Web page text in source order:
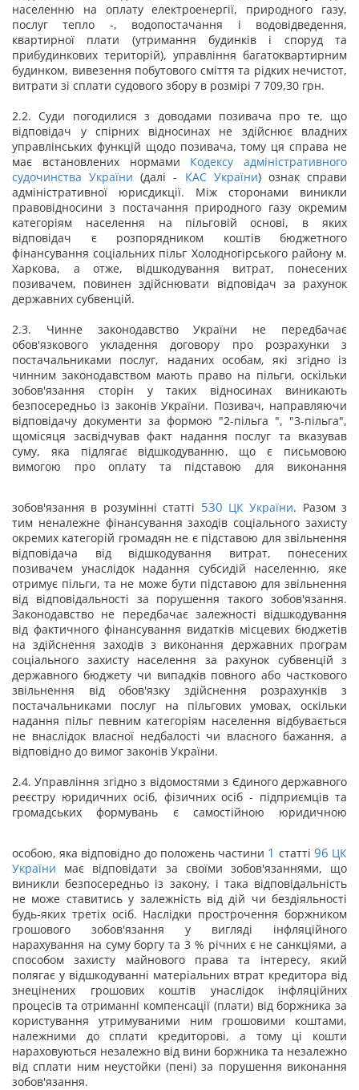
населенню на оплату електроенергії, природного газу,
послуг тепло -, водопостачання і водовідведення,
квартирної плати (утримання будинків і споруд та
прибудинкових територій), управління багатоквартирним
будинком, вивезення побутового сміття та рідких нечистот,
витрати зі сплати судового збору в розмірі 7 709,30 грн.
2.2. Суди погодилися з доводами позивача про те, що
відповідач у спірних відносинах не здійснює владних
управлінських функцій щодо позивача, тому ця справа не
має встановлених нормами Кодексу адміністративного
судочинства України (далі - КАС України) ознак справи
адміністративної юрисдикції. Між сторонами виникли
правовідносини з постачання природного газу окремим
категоріям населення на пільговій основі, в яких
відповідач є розпорядником коштів бюджетного
фінансування соціальних пільг Холодногірського району м.
Харкова, а отже, відшкодування витрат, понесених
позивачем, повинен здійснювати відповідач за рахунок
державних субвенцій.
2.3. Чинне законодавство України не передбачає
обов'язкового укладення договору про розрахунки з
постачальниками послуг, наданих особам, які згідно із
чинним законодавством мають право на пільги, оскільки
зобов'язання сторін у таких відносинах виникають
безпосередньо із законів України. Позивач, направляючи
відповідачу документи за формою "2-пільга ", "3-пільга",
щомісяця засвідчував факт надання послуг та вказував
суму, яка підлягає відшкодуванню, що є письмовою
вимогою про оплату та підставою для виконання
зобов'язання в розумінні статті 530 ЦК України. Разом з
тим неналежне фінансування заходів соціального захисту
окремих категорій громадян не є підставою для звільнення
відповідача від відшкодування витрат, понесених
позивачем унаслідок надання субсидій населенню, яке
отримує пільги, та не може бути підставою для звільнення
від відповідальності за порушення такого зобов'язання.
Законодавство не передбачає залежності відшкодування
від фактичного фінансування видатків місцевих бюджетів
на здійснення заходів з виконання державних програм
соціального захисту населення за рахунок субвенцій з
державного бюджету чи випадків повного або часткового
звільнення від обов'язку здійснення розрахунків з
постачальниками послуг на пільгових умовах, оскільки
надання пільг певним категоріям населення відбувається
не внаслідок власної недбалості чи власного бажання, а
відповідно до вимог законів України.
2.4. Управління згідно з відомостями з Єдиного державного
реєстру юридичних осіб, фізичних осіб - підприємців та
громадських формувань є самостійною юридичною
особою, яка відповідно до положень частини 1 статті 96 ЦК
України має відповідати за своїми зобов'язаннями, що
виникли безпосередньо із закону, і така відповідальність
не може ставитись у залежність від дій чи бездіяльності
будь-яких третіх осіб. Наслідки прострочення боржником
грошового зобов'язання у вигляді інфляційного
нарахування на суму боргу та 3 % річних є не санкціями, а
способом захисту майнового права та інтересу, який
полягає у відшкодуванні матеріальних втрат кредитора від
знецінених грошових коштів унаслідок інфляційних
процесів та отриманні компенсації (плати) від боржника за
користування утримуваними ним грошовими коштами,
належними до сплати кредиторові, а тому ці кошти
нараховуються незалежно від вини боржника та незалежно
від сплати ним неустойки (пені) за порушення виконання
зобов'язання.